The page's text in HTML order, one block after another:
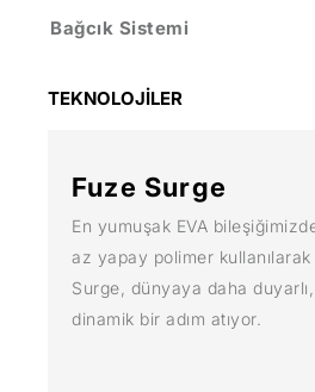
Bağcık Sistemi
TEKNOLOJİLER
Fuze Surge
En yumuşak EVA
az yapay polimer
Surge, dünyaya daha
dinamik bir adım atıyor.